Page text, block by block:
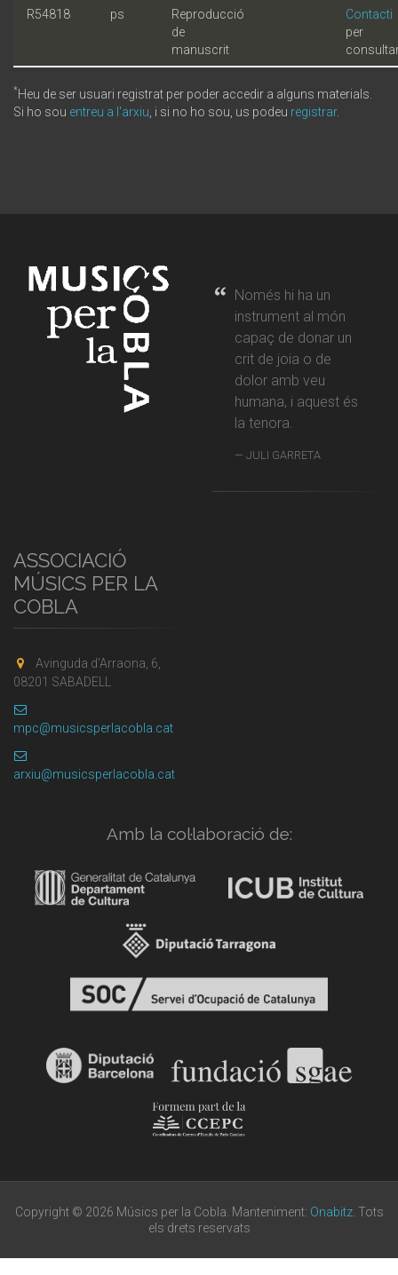
R54818 ps
Reproducció
de
manuscrit
Contacti
per
*Heu de ser usuari registrat per poder accedir a alguns materials.
Si ho sou entreu a l'arxiu , i si no ho sou, us podeu registrar.
Només hi ha un
instrument al món
capaç de donar un
crit de joia o de
dolor amb veu
humana, i aquest és
la tenora.
JULI GARRETA
ASSOCIACIÓ
MÚSICS PER LA
COBLA
Avinguda d'Arraona, 6,
08201 SABADELL
mpc@musicsperlacobla.cat
arxiu@musicsperlacobla.cat
Amb la col·laboració de:
Copyright © 2026 Músics per la Cobla. Manteniment: Onabitz. Tots
els drets reservats